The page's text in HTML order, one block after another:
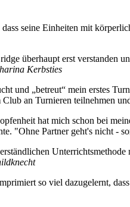
seine Einheiten mit
überhaupt erst verstanden
Kerbsties
und „betreut“ mein erstes
an Turnieren teilnehmen
hat mich schon bei
"Ohne Partner geht's nicht -
so viel dazugelernt,